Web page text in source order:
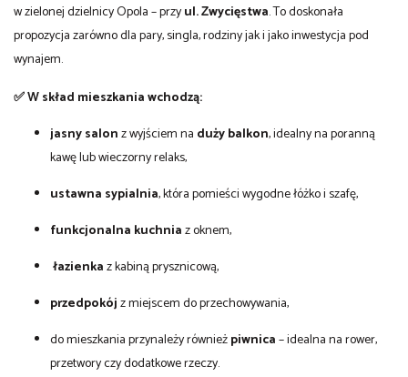
w zielonej dzielnicy Opola – przyul. Zwycięstwa. To doskonała
propozycja zarówno dla pary, singla, rodziny jak i jako inwestycja pod
wynajem.
✅ W skład mieszkania wchodzą:
jasny salonz wyjściem na duży balkon, idealny na poranną
kawę lub wieczorny relaks,
ustawna sypialnia, która pomieści wygodne łóżko i szafę,
funkcjonalna kuchniaz oknem,
łazienkaz kabiną prysznicową,
przedpokójz miejscem do przechowywania,
do mieszkania przynależy równieżpiwnica– idealna na rower,
przetwory czy dodatkowe rzeczy.